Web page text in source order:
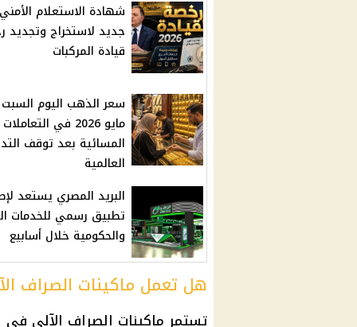
شهادة الاستعلام
جديد لاستخراج وتجديد
قيادة المركبات
مايو 2026 في التعاملات
المسائية بعد توقف
العالمية
البريد المصري يستعد
تطبيق رسمي للخدمات
والحكومية خلال أسابيع
هل تعمل ماكينات الصراف
تستمر ماكينات الصراف الآلي في